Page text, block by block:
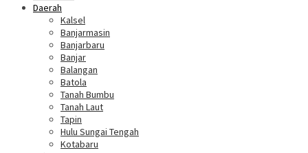
Daerah
Kalsel
Banjarmasin
Banjarbaru
Banjar
Balangan
Batola
Tanah Bumbu
Tanah Laut
Tapin
Hulu Sungai Tengah
Kotabaru